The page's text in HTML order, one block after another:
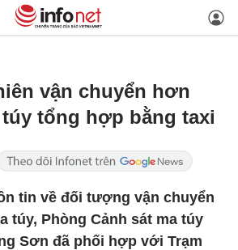
vận chuyển hơn
túy tổng hợp bằng taxi
tin về đối tượng vận chuyển
túy, Phòng Cảnh sát ma túy
Sơn đã phối hợp với Trạm